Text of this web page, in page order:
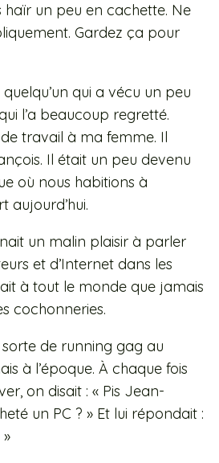
haïr un peu en cachette. Ne
Gardez ça pour
qui a vécu un peu
l’a beaucoup regretté.
travail à ma femme. Il
Il était un peu devenu
où nous habitions à
aujourd’hui.
un malin plaisir à parler
et d’Internet dans les
à tout le monde que jamais
cochonneries.
sorte de running gag au
à l’époque. À chaque fois
on disait : « Pis Jean-
un PC ? » Et lui répondait :